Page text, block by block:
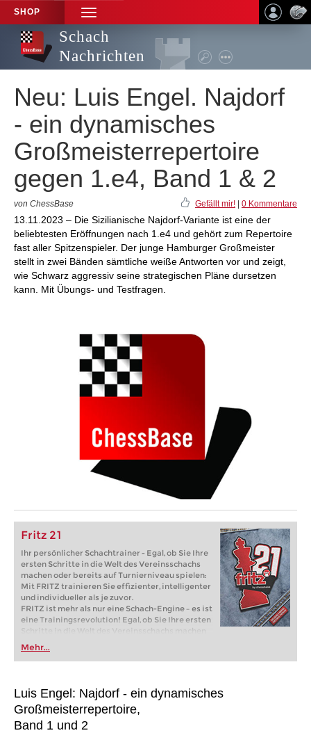
SHOP
TOGGLE
NAVIGATION
Schach
Nachrichten
Neu: Luis Engel. Najdorf
- ein dynamisches
Großmeisterrepertoire
gegen 1.e4, Band 1 & 2
von ChessBase Gefällt mir! 0 Kommentare
13.11.2023 – Die Sizilianische Najdorf-Variante ist eine der
beliebtesten Eröffnungen nach 1.e4 und gehört zum Repertoire
fast aller Spitzenspieler. Der junge Hamburger Großmeister
stellt in zwei Bänden sämtliche weiße Antworten vor und zeigt,
wie Schwarz aggressiv seine strategischen Pläne dursetzen
kann. Mit Übungs- und Testfragen.
Fritz 21
Ihr persönlicher Schachtrainer - Egal, ob Sie Ihre
ersten Schritte in die Welt des Vereinsschachs
machen oder bereits auf Turnierniveau spielen:
Mit FRITZ trainieren Sie effizienter, intelligenter
und individueller als je zuvor.
FRITZ ist mehr als nur eine Schach-Engine – es ist
eine Trainingsrevolution! Egal, ob Sie Ihre ersten
Schritte in die Welt des Vereinsschachs machen
oder bereits auf Turnierniveau spielen: Mit
FRITZ trainieren Sie effizienter, intelligenter und
individueller als je zuvor.
Mehr...
Luis Engel: Najdorf - ein dynamisches
Großmeisterrepertoire,
Band 1 und 2